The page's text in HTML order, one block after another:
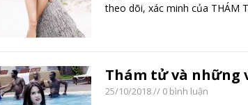
theo dõi, xác minh của THÁM
Thám tử và những
25/10/2018// 0 bình luận